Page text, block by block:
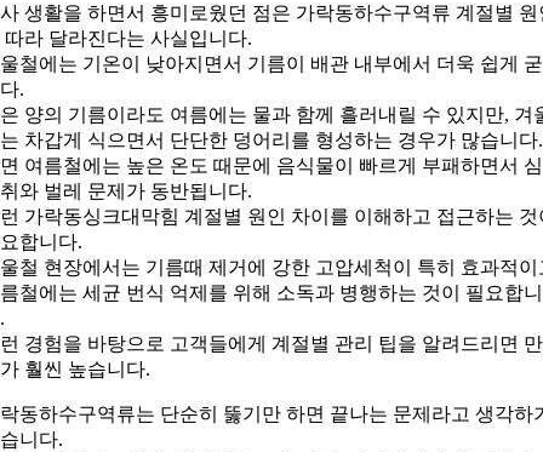
생활을 하면서 흥미로웠던 점은 가락동하수구역류 계절별 원
따라 달라진다는 사실입니다.
철에는 기온이 낮아지면서 기름이 배관 내부에서 더욱 쉽게
.
양의 기름이라도 여름에는 물과 함께 흘러내릴 수 있지만, 겨
차갑게 식으면서 단단한 덩어리를 형성하는 경우가 많습니다.
여름철에는 높은 온도 때문에 음식물이 빠르게 부패하면서
와 벌레 문제가 동반됩니다.
가락동싱크대막힘 계절별 원인 차이를 이해하고 접근하는 것
합니다.
철 현장에서는 기름때 제거에 강한 고압세척이 특히 효과적이
철에는 세균 번식 억제를 위해 소독과 병행하는 것이 필요합니
경험을 바탕으로 고객들에게 계절별 관리 팁을 알려드리면
훨씬 높습니다.
동하수구역류는 단순히 뚫기만 하면 끝나는 문제라고 생각하
니다.